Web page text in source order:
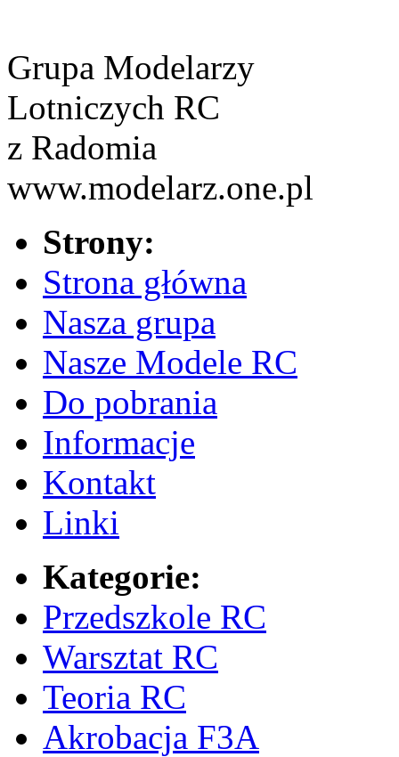
Grupa Modelarzy
Lotniczych RC
z Radomia
www.modelarz.one.pl
Strony:
Strona główna
Nasza grupa
Nasze Modele RC
Do pobrania
Informacje
Kontakt
Linki
Kategorie:
Przedszkole RC
Warsztat RC
Teoria RC
Akrobacja F3A